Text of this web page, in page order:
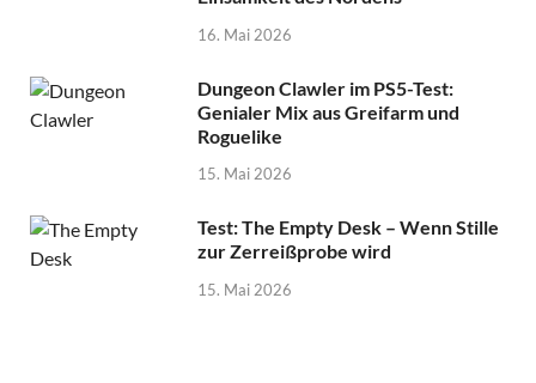
16. Mai 2026
Dungeon Clawler im PS5-Test:
Genialer Mix aus Greifarm und
Roguelike
15. Mai 2026
Test: The Empty Desk – Wenn Stille
zur Zerreißprobe wird
15. Mai 2026